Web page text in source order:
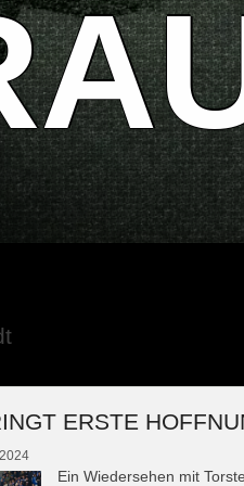
ERSTE
Ein Wiedersehen mit